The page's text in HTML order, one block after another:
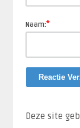
Naam:*
Deze site